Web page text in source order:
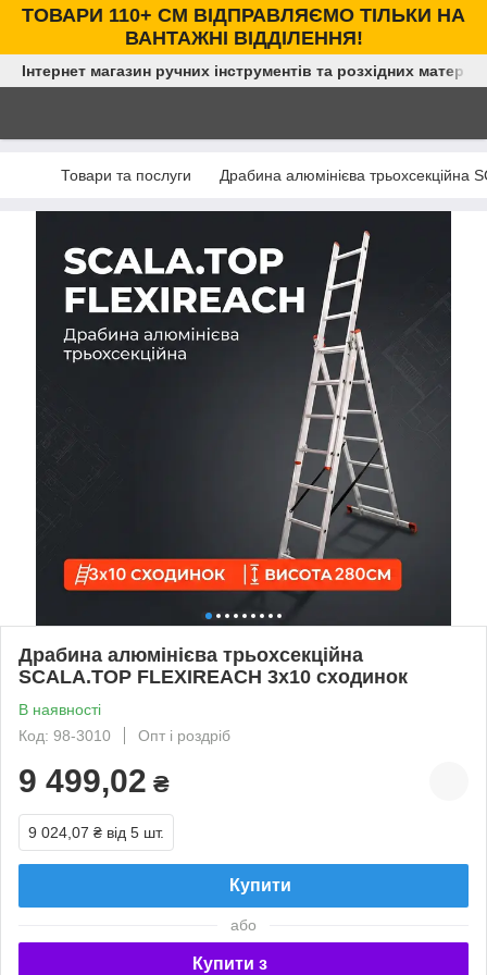
ТОВАРИ 110+ СМ ВІДПРАВЛЯЄМО ТІЛЬКИ НА
ВАНТАЖНІ ВІДДІЛЕННЯ!
Інтернет магазин ручних інструментів та розхідних
Товари та послуги Драбина алюмінієва трьохсекційна
Драбина алюмінієва трьохсекційна
SCALA.TOP FLEXIREACH 3x10 сходинок
В наявності
Код: 98-3010
Опт і роздріб
9 499,02 ₴
9 024,07 ₴ від 5 шт.
Купити
або
Купити з